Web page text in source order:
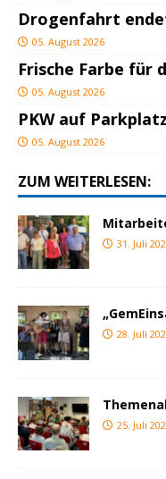
Drogenfahrt
05. August 2026
Frische Farbe für
05. August 2026
PKW auf
05. August 2026
ZUM WEITERLESEN:
31. Juli
28. Juli
25. Juli